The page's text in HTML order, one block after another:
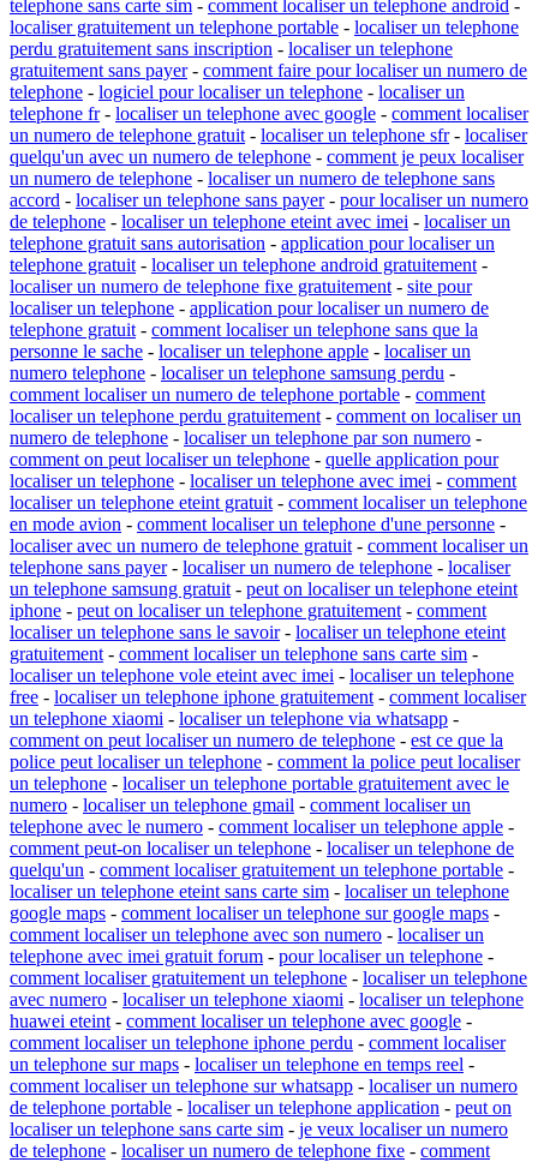
telephone sans carte sim - comment localiser un telephone android -
localiser gratuitement un telephone portable - localiser un telephone
perdu gratuitement sans inscription - localiser un telephone
gratuitement sans payer- comment faire pour localiser un numero de
telephone - logiciel pour localiser un telephone - localiser un
telephone fr- localiser un telephone avec google - comment localiser
un numero de telephone gratuit - localiser un telephone sfr- localiser
quelqu'un avec un numero de telephone - comment je peux localiser
un numero de telephone - localiser un numero de telephone sans
accord - localiser un telephone sans payer- pour localiser un numero
de telephone - localiser un telephone eteint avec imei - localiser un
telephone gratuit sans autorisation - application pour localiser un
telephone gratuit - localiser un telephone android gratuitement -
localiser un numero de telephone fixe gratuitement - site pour
localiser un telephone - application pour localiser un numero de
telephone gratuit - comment localiser un telephone sans que la
personne le sache - localiser un telephone apple - localiser un
numero telephone - localiser un telephone samsung perdu -
comment localiser un numero de telephone portable - comment
localiser un telephone perdu gratuitement - comment on localiser un
numero de telephone - localiser un telephone par son numero -
comment on peut localiser un telephone - quelle application pour
localiser un telephone - localiser un telephone avec imei - comment
localiser un telephone eteint gratuit - comment localiser un telephone
en mode avion - comment localiser un telephone d'une personne -
localiser avec un numero de telephone gratuit - comment localiser un
telephone sans payer- localiser un numero de telephone - localiser
un telephone samsung gratuit - peut on localiser un telephone eteint
iphone - peut on localiser un telephone gratuitement - comment
localiser un telephone sans le savoir- localiser un telephone eteint
gratuitement - comment localiser un telephone sans carte sim -
localiser un telephone vole eteint avec imei - localiser un telephone
free - localiser un telephone iphone gratuitement - comment localiser
un telephone xiaomi - localiser un telephone via whatsapp -
comment on peut localiser un numero de telephone - est ce que la
police peut localiser un telephone - comment la police peut localiser
un telephone - localiser un telephone portable gratuitement avec le
numero - localiser un telephone gmail - comment localiser un
telephone avec le numero - comment localiser un telephone apple -
comment peut-on localiser un telephone - localiser un telephone de
quelqu'un - comment localiser gratuitement un telephone portable -
localiser un telephone eteint sans carte sim - localiser un telephone
google maps - comment localiser un telephone sur google maps -
comment localiser un telephone avec son numero - localiser un
telephone avec imei gratuit forum - pour localiser un telephone -
comment localiser gratuitement un telephone - localiser un telephone
avec numero - localiser un telephone xiaomi - localiser un telephone
huawei eteint - comment localiser un telephone avec google -
comment localiser un telephone iphone perdu - comment localiser
un telephone sur maps - localiser un telephone en temps reel -
comment localiser un telephone sur whatsapp - localiser un numero
de telephone portable - localiser un telephone application - peut on
localiser un telephone sans carte sim - je veux localiser un numero
de telephone - localiser un numero de telephone fixe - comment